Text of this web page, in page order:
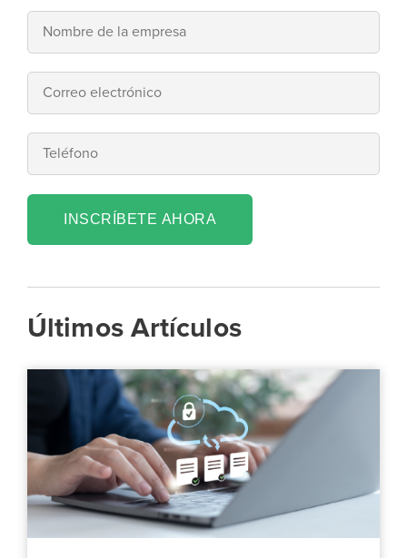
INSCRÍBETE AHORA
Últimos Artículos